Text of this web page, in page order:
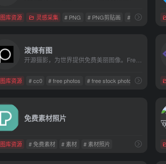
图库资源 灵感采集 # PNG # PNG剪贴画 # 免费下载
泼辣有图
图库资源 # cc0 # free photos # free stock photos
免费素材照片
图库资源 # 免费素材 # 素材 # 素材照片